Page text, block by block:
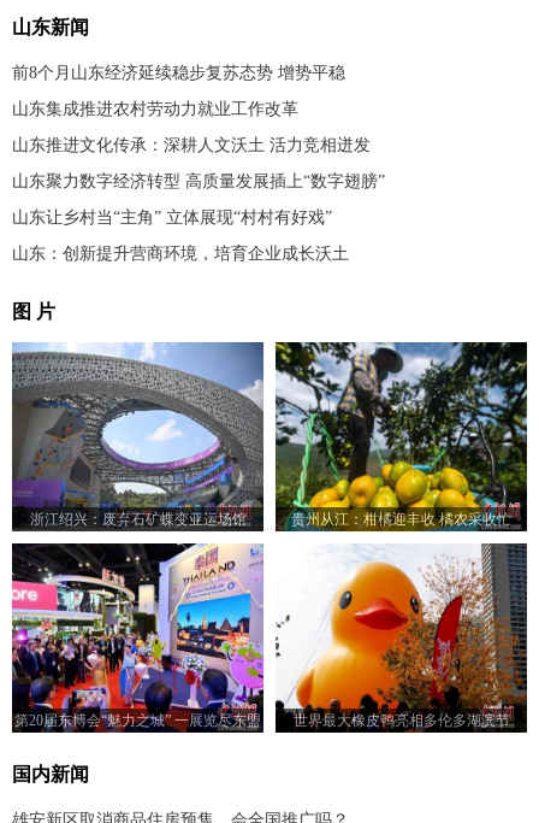
山东新闻
前8个月山东经济延续稳步复苏态势 增势平稳
山东集成推进农村劳动力就业工作改革
山东推进文化传承：深耕人文沃土 活力竞相迸发
山东聚力数字经济转型 高质量发展插上“数字翅膀”
山东让乡村当“主角” 立体展现“村村有好戏”
山东：创新提升营商环境，培育企业成长沃土
图 片
浙江绍兴：废弃石矿蝶变亚运场馆 贵州从江：柑橘迎丰收 橘农采收忙
第20届东博会“魅力之城” 一展览尽东盟
世界最大橡皮鸭亮相多伦多湖滨节
国内新闻
雄安新区取消商品住房预售，会全国推广吗？